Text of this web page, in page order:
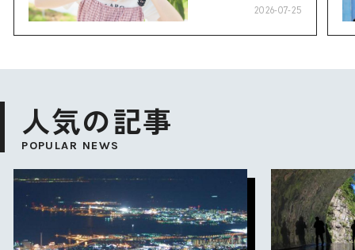
2026-07-25
人気の記事
POPULAR NEWS